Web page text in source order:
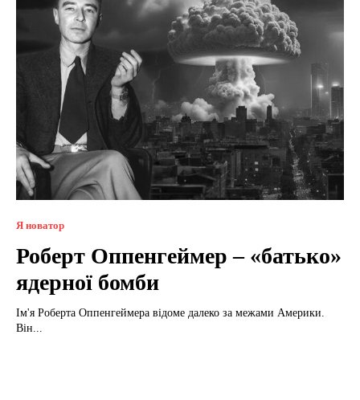
Я новатор
Роберт Оппенгеймер – «батько»
ядерної бомби
Ім'я Роберта Оппенгеймера відоме далеко за межами Америки.
Він...